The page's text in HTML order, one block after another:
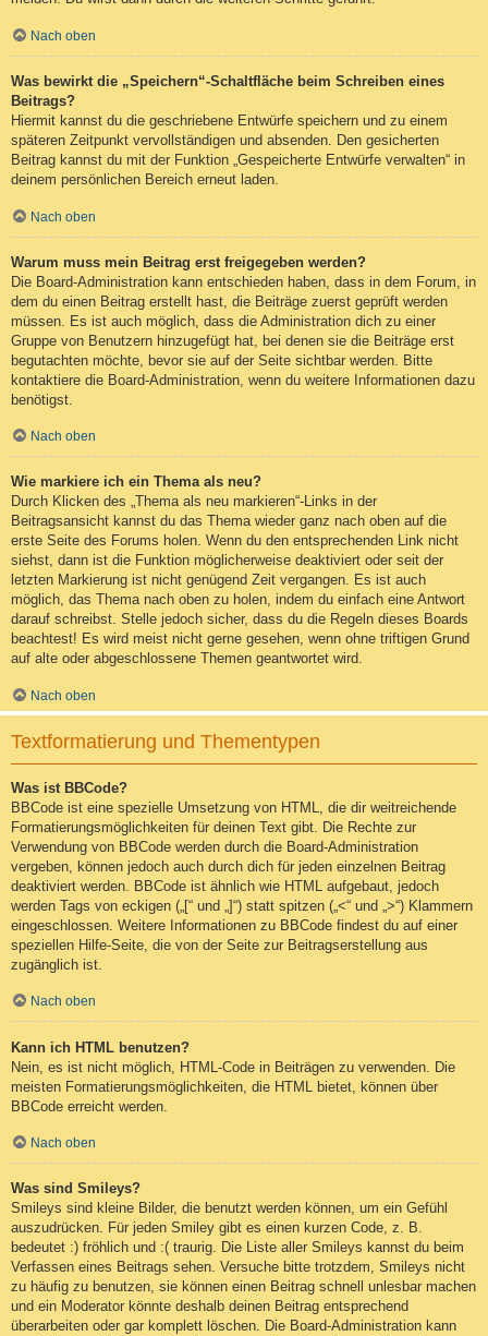
Nach oben
Was bewirkt die „Speichern“-Schaltfläche beim Schreiben eines
Beitrags?
Hiermit kannst du die geschriebene Entwürfe speichern und zu einem
späteren Zeitpunkt vervollständigen und absenden. Den gesicherten
Beitrag kannst du mit der Funktion „Gespeicherte Entwürfe verwalten“ in
deinem persönlichen Bereich erneut laden.
Nach oben
Warum muss mein Beitrag erst freigegeben werden?
Die Board-Administration kann entschieden haben, dass in dem Forum, in
dem du einen Beitrag erstellt hast, die Beiträge zuerst geprüft werden
müssen. Es ist auch möglich, dass die Administration dich zu einer
Gruppe von Benutzern hinzugefügt hat, bei denen sie die Beiträge erst
begutachten möchte, bevor sie auf der Seite sichtbar werden. Bitte
kontaktiere die Board-Administration, wenn du weitere Informationen dazu
benötigst.
Nach oben
Wie markiere ich ein Thema als neu?
Durch Klicken des „Thema als neu markieren“-Links in der
Beitragsansicht kannst du das Thema wieder ganz nach oben auf die
erste Seite des Forums holen. Wenn du den entsprechenden Link nicht
siehst, dann ist die Funktion möglicherweise deaktiviert oder seit der
letzten Markierung ist nicht genügend Zeit vergangen. Es ist auch
möglich, das Thema nach oben zu holen, indem du einfach eine Antwort
darauf schreibst. Stelle jedoch sicher, dass du die Regeln dieses Boards
beachtest! Es wird meist nicht gerne gesehen, wenn ohne triftigen Grund
auf alte oder abgeschlossene Themen geantwortet wird.
Nach oben
Textformatierung und Thementypen
Was ist BBCode?
BBCode ist eine spezielle Umsetzung von HTML, die dir weitreichende
Formatierungsmöglichkeiten für deinen Text gibt. Die Rechte zur
Verwendung von BBCode werden durch die Board-Administration
vergeben, können jedoch auch durch dich für jeden einzelnen Beitrag
deaktiviert werden. BBCode ist ähnlich wie HTML aufgebaut, jedoch
werden Tags von eckigen („[“ und „]“) statt spitzen („<“ und „>“) Klammern
eingeschlossen. Weitere Informationen zu BBCode findest du auf einer
speziellen Hilfe-Seite, die von der Seite zur Beitragserstellung aus
zugänglich ist.
Nach oben
Kann ich HTML benutzen?
Nein, es ist nicht möglich, HTML-Code in Beiträgen zu verwenden. Die
meisten Formatierungsmöglichkeiten, die HTML bietet, können über
BBCode erreicht werden.
Nach oben
Was sind Smileys?
Smileys sind kleine Bilder, die benutzt werden können, um ein Gefühl
auszudrücken. Für jeden Smiley gibt es einen kurzen Code, z. B.
bedeutet :) fröhlich und :( traurig. Die Liste aller Smileys kannst du beim
Verfassen eines Beitrags sehen. Versuche bitte trotzdem, Smileys nicht
zu häufig zu benutzen, sie können einen Beitrag schnell unlesbar machen
und ein Moderator könnte deshalb deinen Beitrag entsprechend
überarbeiten oder gar komplett löschen. Die Board-Administration kann